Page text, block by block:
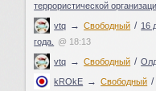
террористической
vtq → Свободный / 16
года.
@ 18:13
vtq → Свободный /
kROkE → Свободный /